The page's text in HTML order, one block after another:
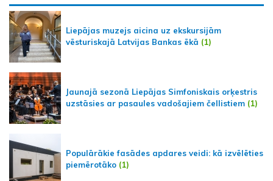
Liepājas muzejs aicina uz ekskursijām
vēsturiskajā Latvijas Bankas ēkā (1)
Jaunajā sezonā Liepājas Simfoniskais orķestris
uzstāsies ar pasaules vadošajiem čellistiem (1)
Populārākie fasādes apdares veidi: kā izvēlēties
piemērotāko (1)